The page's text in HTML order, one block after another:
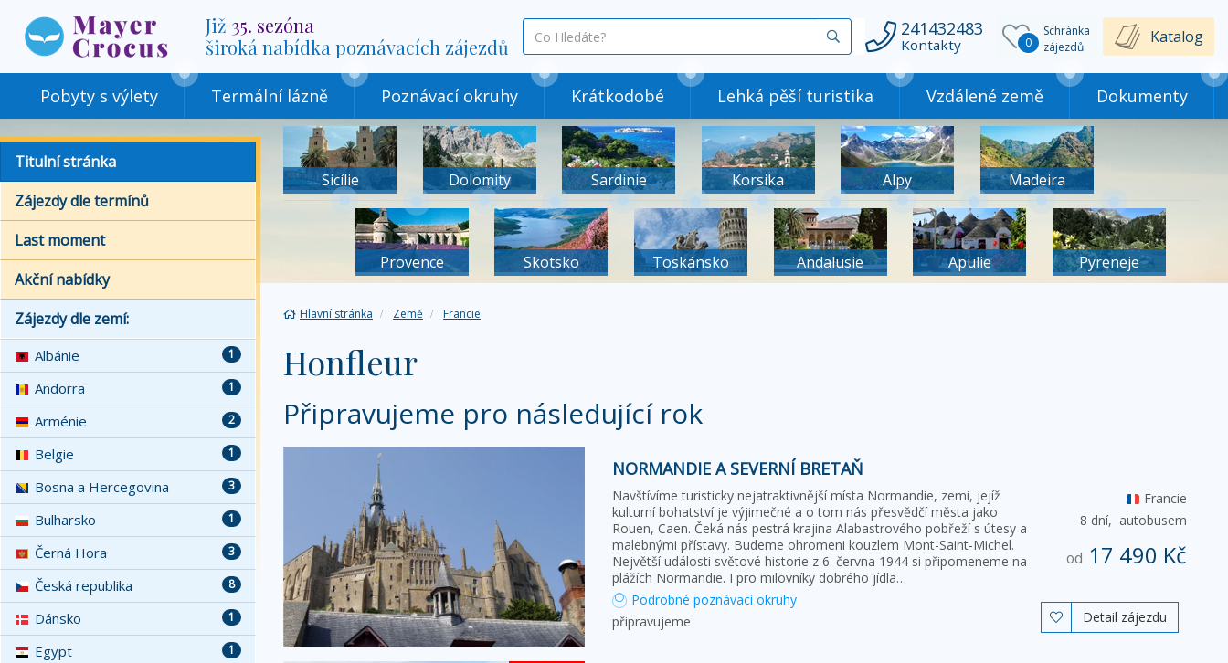
Již 35. sezóna
široká nabídka poznávacích zájezdů
co
hledáte
Vyhledat 241432483
Kontakty
Schránka
zájezdů
0 Katalog
Pobyty s výlety Termální lázně Poznávací okruhy Krátkodobé Lehká pěší turistika Vzdálené země Dokumenty
Sicílie Dolomity Sardinie Korsika Alpy Madeira
Provence Skotsko Toskánsko Andalusie Apulie Pyreneje
Hlavní stránka Země Francie
Honfleur
Připravujeme pro následující rok
NORMANDIE A SEVERNÍ BRETAŇ
Navštívíme turisticky nejatraktivnější místa Normandie, zemi, jejíž
kulturní bohatství je výjimečné a o tom nás přesvědčí města jako
Rouen, Caen. Čeká nás pestrá krajina Alabastrového pobřeží s útesy a
malebnými přístavy. Budeme ohromeni kouzlem Mont-Saint-Michel.
Největší události světové historie z 6. června 1944 si připomeneme na
plážích Normandie. I pro milovníky dobrého jídla…
Francie
8 dní, autobusem
od 17 490 Kč
Podrobné poznávací okruhy
připravujeme
 Detail zájezdu
Titulní stránka
Zájezdy dle termínů
Last moment
Akční nabídky
Zájezdy dle zemí:
1
Albánie
1
Andorra
2
Arménie
1
Belgie
3
Bosna a Hercegovina
1
Bulharsko
3
Černá Hora
8
Česká republika
1
Dánsko
1
Egypt